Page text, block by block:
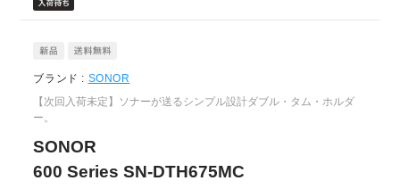
ブランド : SONOR
【次回入荷未定】ソナーが送るシンプル設計ダブル・タム・ホルダ
ー。
SONOR
600 Series SN-DTH675MC